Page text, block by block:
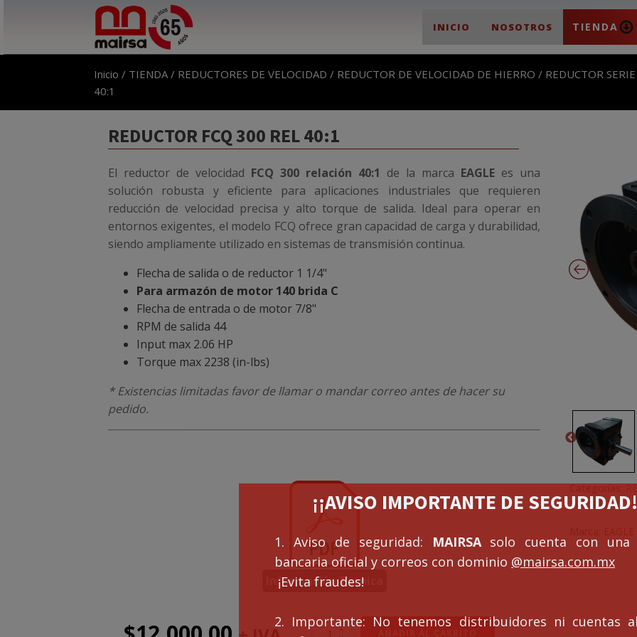
INICIO NOSOTROS TIENDA
¡¡AVISO IMPORTANTE DE
1. Aviso de seguridad: MAIRSAsolo cuenta con una
bancaria oficial y correos con dominio @mairsa.com.mx
¡Evita fraudes!
2. Importante: No tenemos distribuidores ni cuentas
Inicio / TIENDA/ REDUCTORES DE VELOCIDAD / REDUCTOR DE VELOCIDAD DE HIERRO / REDUCTOR
40:1
REDUCTOR FCQ 300 REL 40:1
El reductor de velocidad FCQ 300 relación 40:1 de la marca EAGLE es una
solución robusta y eficiente para aplicaciones industriales que requieren
reducción de velocidad precisa y alto torque de salida. Ideal para operar en
entornos exigentes, el modelo FCQ ofrece gran capacidad de carga y durabilidad,
siendo ampliamente utilizado en sistemas de transmisión continua.
Flecha de salida o de reductor 1 1/4"
Para armazón de motor 140 brida C
Flecha de entrada o de motor 7/8"
RPM de salida 44
Input max 2.06 HP
Torque max 2238 (in-lbs)
* Existencias limitadas favor de llamar o mandar correo antes de hacer su
pedido.
Información Tecnica
REDUCTOR
300,